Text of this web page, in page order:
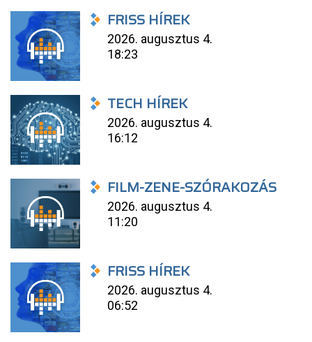
FRISS HÍREK
2026. augusztus 4.
18:23
TECH HÍREK
2026. augusztus 4.
16:12
FILM-ZENE-SZÓRAKOZÁS
2026. augusztus 4.
11:20
FRISS HÍREK
2026. augusztus 4.
06:52